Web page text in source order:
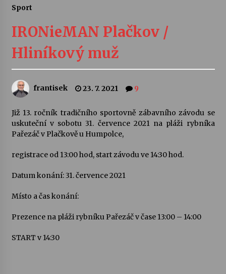
Sukuba Ensemble
4. 8. 2026
Vernisáž výstavy Josefíny Duškové: Stávám se
kapkou
Veselí muzikanti
30. 7. 2026
Pozvánka na integrační festival Quijotova
28. 7. 2026
28. 7. 2026
Sport
IRONieMAN Plačkov /
Hliníkový muž
frantisek 23. 7. 2021 9
Již 13. ročník tradičního sportovně zábavního závodu se
uskuteční v sobotu 31. července 2021 na pláži rybníka
Pařezáč v Plačkově u Humpolce,
registrace od 13:00 hod, start závodu ve 14:30 hod.
Datum konání: 31. července 2021
Místo a čas konání:
Prezence na pláži rybníku Pařezáč v čase 13:00 – 14:00
START v 14:30